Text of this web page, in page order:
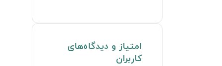
امتیاز و دیدگاه‌های
کاربران